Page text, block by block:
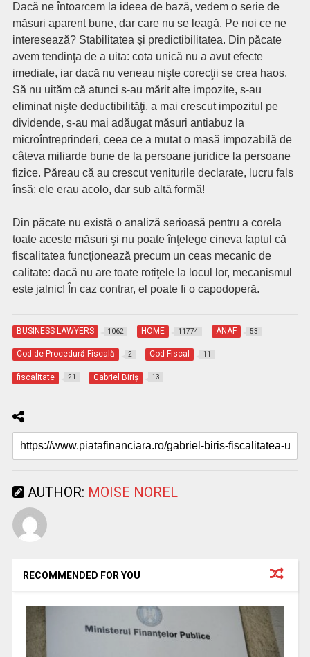
Dacă ne întoarcem la ideea de bază, vedem o serie de
măsuri aparent bune, dar care nu se leagă. Pe noi ce ne
interesează? Stabilitatea şi predictibilitatea. Din păcate
avem tendinţa de a uita: cota unică nu a avut efecte
imediate, iar dacă nu veneau nişte corecţii se crea haos.
Să nu uităm că atunci s-au mărit alte impozite, s-au
eliminat nişte deductibilităţi, a mai crescut impozitul pe
dividende, s-au mai adăugat măsuri antiabuz la
microîntreprinderi, ceea ce a mutat o masă impozabilă de
câteva miliarde bune de la persoane juridice la persoane
fizice. Păreau că au crescut veniturile declarate, lucru fals
însă: ele erau acolo, dar sub altă formă!
Din păcate nu există o analiză serioasă pentru a corela
toate aceste măsuri şi nu poate înţelege cineva faptul că
fiscalitatea funcţionează precum un ceas mecanic de
calitate: dacă nu are toate rotiţele la locul lor, mecanismul
este jalnic! În caz contrar, el poate fi o capodoperă.
BUSINESS LAWYERS 1062 HOME 11774 ANAF 53
Cod de Procedură Fiscală 2 Cod Fiscal 11
fiscalitate 21 Gabriel Biriş 13
AUTHOR: MOISE NOREL
RECOMMENDED FOR YOU